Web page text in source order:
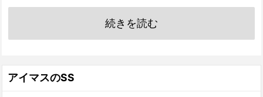
続きを読む
アイマスのSS